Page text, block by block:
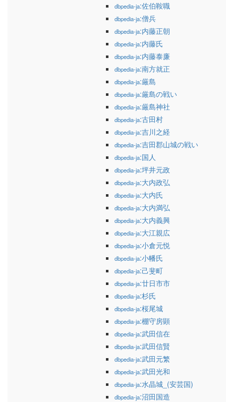
dbpedia-ja:佐伯鞍職
dbpedia-ja:僧兵
dbpedia-ja:内藤正朝
dbpedia-ja:内藤氏
dbpedia-ja:内藤泰廉
dbpedia-ja:南方就正
dbpedia-ja:厳島
dbpedia-ja:厳島の戦い
dbpedia-ja:厳島神社
dbpedia-ja:古田村
dbpedia-ja:吉川之経
dbpedia-ja:吉田郡山城の戦い
dbpedia-ja:国人
dbpedia-ja:坪井元政
dbpedia-ja:大内政弘
dbpedia-ja:大内氏
dbpedia-ja:大内満弘
dbpedia-ja:大内義興
dbpedia-ja:大江親広
dbpedia-ja:小倉元悦
dbpedia-ja:小幡氏
dbpedia-ja:己斐町
dbpedia-ja:廿日市市
dbpedia-ja:杉氏
dbpedia-ja:桜尾城
dbpedia-ja:棚守房顕
dbpedia-ja:武田信在
dbpedia-ja:武田信賢
dbpedia-ja:武田元繁
dbpedia-ja:武田光和
dbpedia-ja:水晶城_(安芸国)
dbpedia-ja:沼田国造